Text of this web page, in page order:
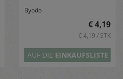
Byodo
€ 4,19
€ 4,19 / STK
AUF DIE EINKAUFSLISTE